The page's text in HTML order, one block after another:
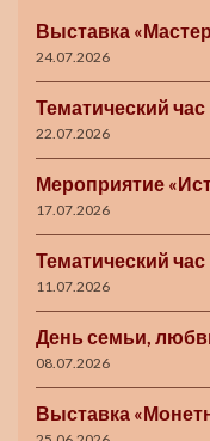
Выставка
24.07.2026
Тематический
22.07.2026
Мероприятие
17.07.2026
Тематический
11.07.2026
День семьи,
08.07.2026
Выставка